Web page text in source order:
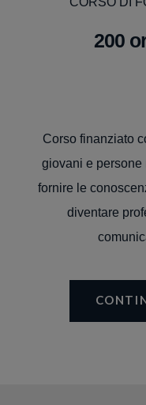
200
Corso finanziato
giovani e persone
fornire le
diventare